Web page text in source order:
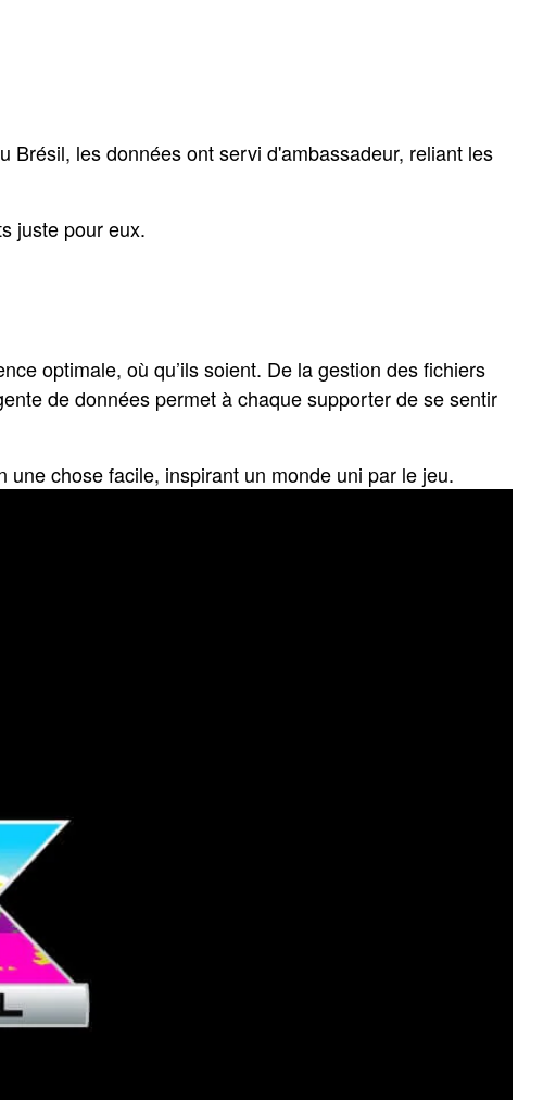
les données ont servi d'ambassadeur, reliant les
juste pour eux.
optimale, où qu’ils soient. De la gestion des fichiers
de données permet à chaque supporter de se sentir
chose facile, inspirant un monde uni par le jeu.